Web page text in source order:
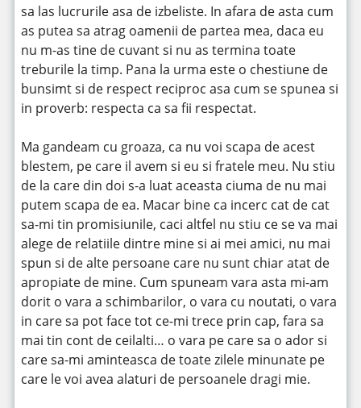
sa las lucrurile asa de izbeliste. In afara de asta cum
as putea sa atrag oamenii de partea mea, daca eu
nu m-as tine de cuvant si nu as termina toate
treburile la timp. Pana la urma este o chestiune de
bunsimt si de respect reciproc asa cum se spunea si
in proverb: respecta ca sa fii respectat.
Ma gandeam cu groaza, ca nu voi scapa de acest
blestem, pe care il avem si eu si fratele meu. Nu stiu
de la care din doi s-a luat aceasta ciuma de nu mai
putem scapa de ea. Macar bine ca incerc cat de cat
sa-mi tin promisiunile, caci altfel nu stiu ce se va mai
alege de relatiile dintre mine si ai mei amici, nu mai
spun si de alte persoane care nu sunt chiar atat de
apropiate de mine. Cum spuneam vara asta mi-am
dorit o vara a schimbarilor, o vara cu noutati, o vara
in care sa pot face tot ce-mi trece prin cap, fara sa
mai tin cont de ceilalti… o vara pe care sa o ador si
care sa-mi aminteasca de toate zilele minunate pe
care le voi avea alaturi de persoanele dragi mie.